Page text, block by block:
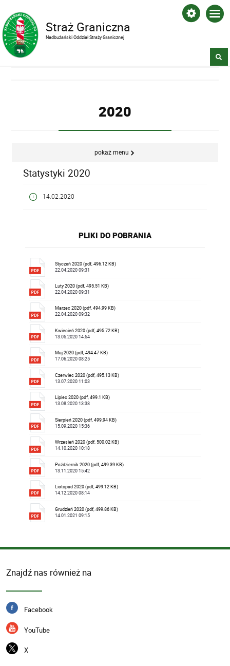
Straż Graniczna
Nadbużański Oddział Straży Granicznej
2020
pokaż menu
Statystyki 2020
14.02.2020
PLIKI DO POBRANIA
Styczeń 2020 (pdf, 496.12 KB)
22.04.2020 09:31
Luty 2020 (pdf, 495.51 KB)
22.04.2020 09:31
Marzec 2020 (pdf, 494.99 KB)
22.04.2020 09:32
Kwiecień 2020 (pdf, 495.72 KB)
13.05.2020 14:54
Maj 2020 (pdf, 494.47 KB)
17.06.2020 08:25
Czerwiec 2020 (pdf, 495.13 KB)
13.07.2020 11:03
Lipiec 2020 (pdf, 499.1 KB)
13.08.2020 13:38
Sierpień 2020 (pdf, 499.94 KB)
15.09.2020 15:36
Wrzesień 2020 (pdf, 500.02 KB)
14.10.2020 10:18
Październik 2020 (pdf, 499.39 KB)
13.11.2020 15:42
Listopad 2020 (pdf, 499.12 KB)
14.12.2020 08:14
Grudzień 2020 (pdf, 499.86 KB)
14.01.2021 09:15
Znajdź nas również na
Facebook
YouTube
X